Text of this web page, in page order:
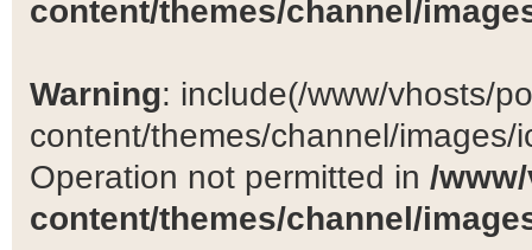
content/themes/channel/
Warning: include(/www/vhosts/
content/themes/channel/
Operation not permitted in /
content/themes/channel/